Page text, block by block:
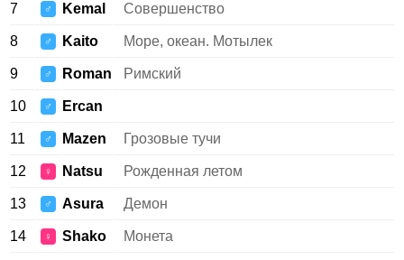
7 ♂ Kemal Совершенство
8 ♂ Kaito Море, океан. Мотылек
9 ♂ Roman Римский
10 ♂ Ercan
11 ♂ Mazen Грозовые тучи
12 ♀ Natsu Рожденная летом
13 ♂ Asura Демон
14 ♀ Shako Монета